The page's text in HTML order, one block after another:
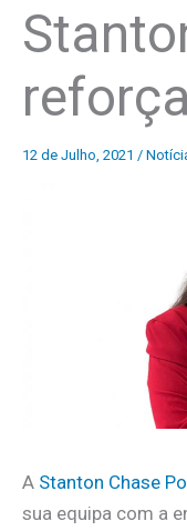
12 de Julho, 2021 /
A Stanton Chase
sua equipa com a